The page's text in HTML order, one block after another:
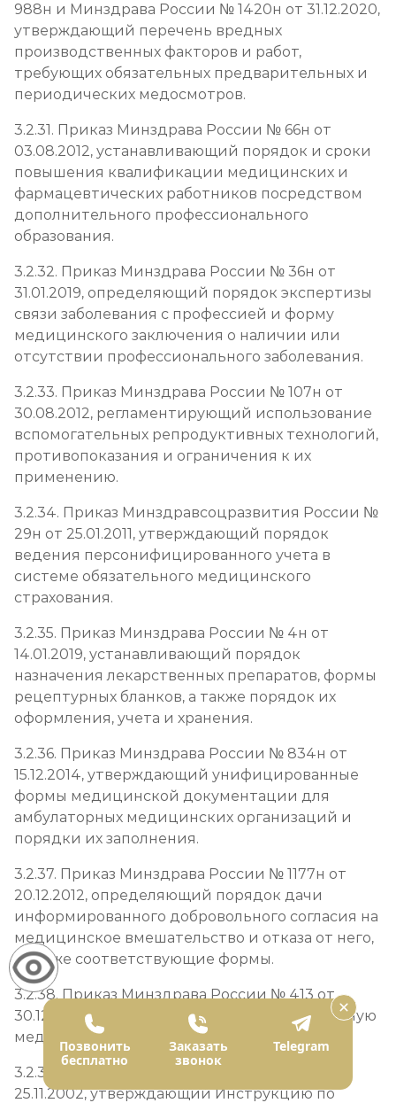
988н и Минздрава России № 1420н от 31.12.2020,
утверждающий перечень вредных
производственных факторов и работ,
требующих обязательных предварительных и
периодических медосмотров.
3.2.31. Приказ Минздрава России № 66н от
03.08.2012, устанавливающий порядок и сроки
повышения квалификации медицинских и
фармацевтических работников посредством
дополнительного профессионального
образования.
3.2.32. Приказ Минздрава России № 36н от
31.01.2019, определяющий порядок экспертизы
связи заболевания с профессией и форму
медицинского заключения о наличии или
отсутствии профессионального заболевания.
3.2.33. Приказ Минздрава России № 107н от
30.08.2012, регламентирующий использование
вспомогательных репродуктивных технологий,
противопоказания и ограничения к их
применению.
3.2.34. Приказ Минздравсоцразвития России №
29н от 25.01.2011, утверждающий порядок
ведения персонифицированного учета в
системе обязательного медицинского
страхования.
3.2.35. Приказ Минздрава России № 4н от
14.01.2019, устанавливающий порядок
назначения лекарственных препаратов, формы
рецептурных бланков, а также порядок их
оформления, учета и хранения.
3.2.36. Приказ Минздрава России № 834н от
15.12.2014, утверждающий унифицированные
формы медицинской документации для
амбулаторных медицинских организаций и
порядки их заполнения.
3.2.37. Приказ Минздрава России № 1177н от
20.12.2012, определяющий порядок дачи
информированного добровольного согласия на
медицинское вмешательство и отказа от него,
а также соответствующие формы.
3.2.38. Приказ Минздрава России № 413 от
30.12.2002, утверждающий учетную и отчетную
медицинскую документацию.
3.2.39. Приказ Минздрава России № 363 от
25.11.2002, утверждающий Инструкцию по
Позвонить
бесплатно
Заказать
звонок
Telegram